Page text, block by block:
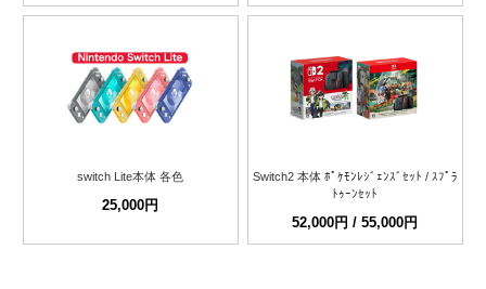
switch Lite本体 各色
25,000円
Switch2 本体 ﾎﾟｹﾓﾝﾚｼﾞｪﾝｽﾞｾｯﾄ / ｽﾌﾟﾗ
ﾄｩｰﾝｾｯﾄ
52,000円 / 55,000円